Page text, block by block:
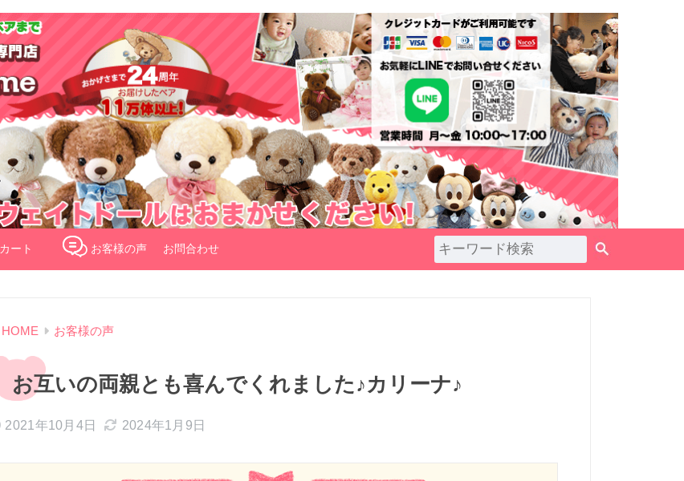
カート お客様の声 お問合わせ
検索
HOME お客様の声
お互いの両親とも喜んでくれました♪カリーナ♪
2021年10月4日 2024年1月9日
ペ
ー
ジ
ト
プ
へ